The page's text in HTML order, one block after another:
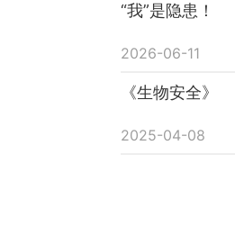
“我”是隐患！
2026-06-11
《生物安全》
2025-04-08